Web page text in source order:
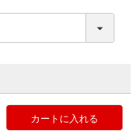
カートに入れる